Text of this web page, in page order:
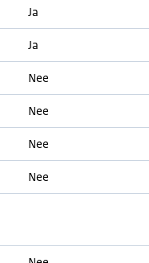
Ja
Ja
Nee
Nee
Nee
Nee